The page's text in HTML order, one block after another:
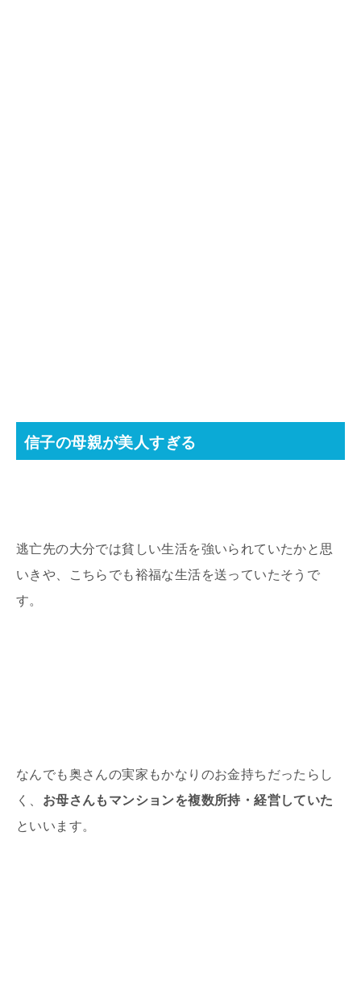
信子の母親が美人すぎる
逃亡先の大分では貧しい生活を強いられていたかと思
いきや、こちらでも裕福な生活を送っていたそうで
す。
なんでも奥さんの実家もかなりのお金持ちだったらし
く、 お母さんもマンションを複数所持・経営していた
といいます。